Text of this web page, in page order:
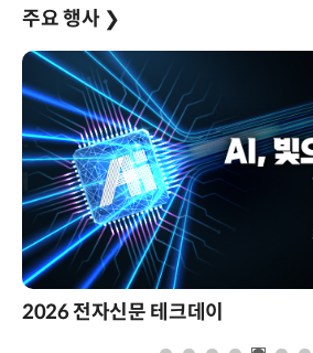
주요 행사 ❯
제8회 AI정부 혁신